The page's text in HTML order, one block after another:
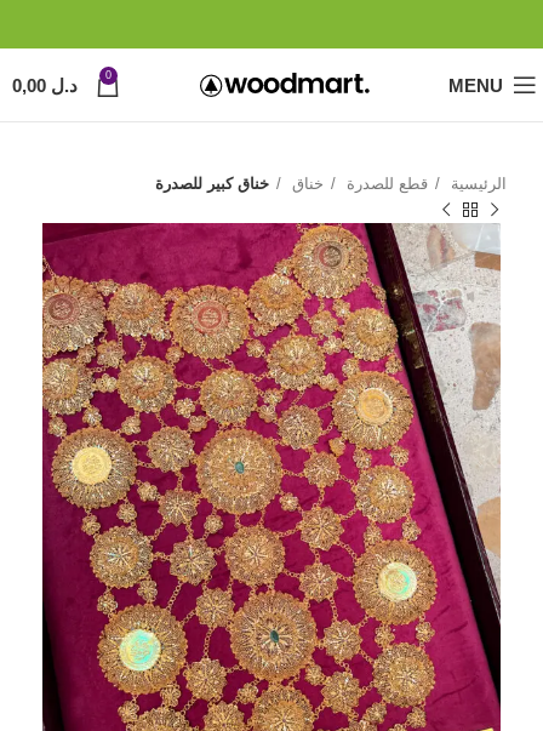
MENU
0 د.ل
الرئيسية قطع للصدرة خناق خناق كبير للصدرة